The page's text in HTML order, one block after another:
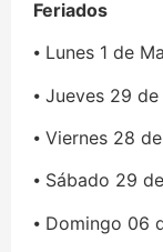
Feriados
⦁ Lunes 1 de
⦁ Jueves 29
⦁ Viernes 28
⦁ Sábado 29
⦁ Domingo 06